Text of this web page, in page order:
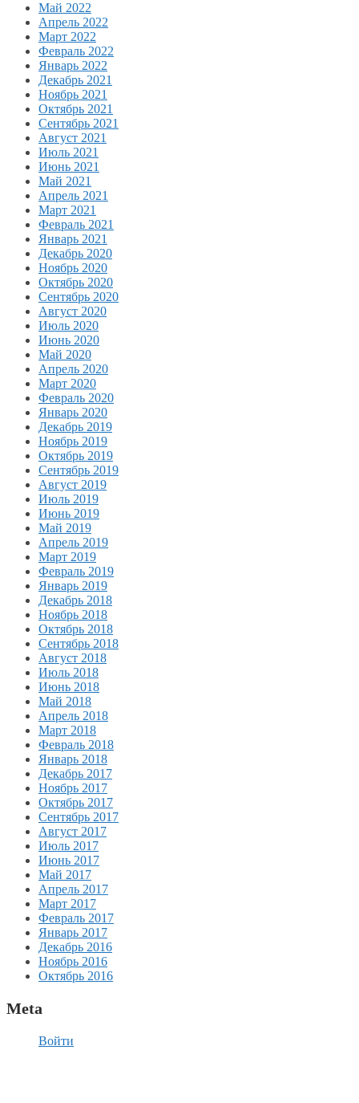
Май 2022
Апрель 2022
Март 2022
Февраль 2022
Январь 2022
Декабрь 2021
Ноябрь 2021
Октябрь 2021
Сентябрь 2021
Август 2021
Июль 2021
Июнь 2021
Май 2021
Апрель 2021
Март 2021
Февраль 2021
Январь 2021
Декабрь 2020
Ноябрь 2020
Октябрь 2020
Сентябрь 2020
Август 2020
Июль 2020
Июнь 2020
Май 2020
Апрель 2020
Март 2020
Февраль 2020
Январь 2020
Декабрь 2019
Ноябрь 2019
Октябрь 2019
Сентябрь 2019
Август 2019
Июль 2019
Июнь 2019
Май 2019
Апрель 2019
Март 2019
Февраль 2019
Январь 2019
Декабрь 2018
Ноябрь 2018
Октябрь 2018
Сентябрь 2018
Август 2018
Июль 2018
Июнь 2018
Май 2018
Апрель 2018
Март 2018
Февраль 2018
Январь 2018
Декабрь 2017
Ноябрь 2017
Октябрь 2017
Сентябрь 2017
Август 2017
Июль 2017
Июнь 2017
Май 2017
Апрель 2017
Март 2017
Февраль 2017
Январь 2017
Декабрь 2016
Ноябрь 2016
Октябрь 2016
Meta
Войти